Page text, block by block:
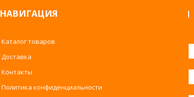
НАВИГАЦИЯ
Каталог товаров
Доставка
Контакты
Политика конфиденциальности